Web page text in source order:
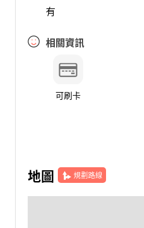
有
相關資訊
可刷卡
地圖 規劃路線